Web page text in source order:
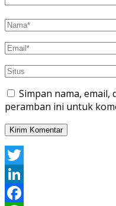
Simpan nama, email,
peramban ini untuk
Twitter
LinkedIn